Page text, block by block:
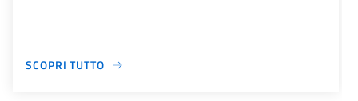
SCOPRI TUTTO